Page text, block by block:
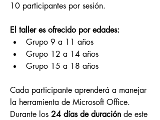
10 participantes por sesión.
El taller es ofrecido por edades:
Grupo 9 a 11 años
Grupo 12 a 14 años
Grupo 15 a 18 años
Cada participante aprenderá a manejar
la herramienta de Microsoft Office.
Durante los 24 días de duración de este